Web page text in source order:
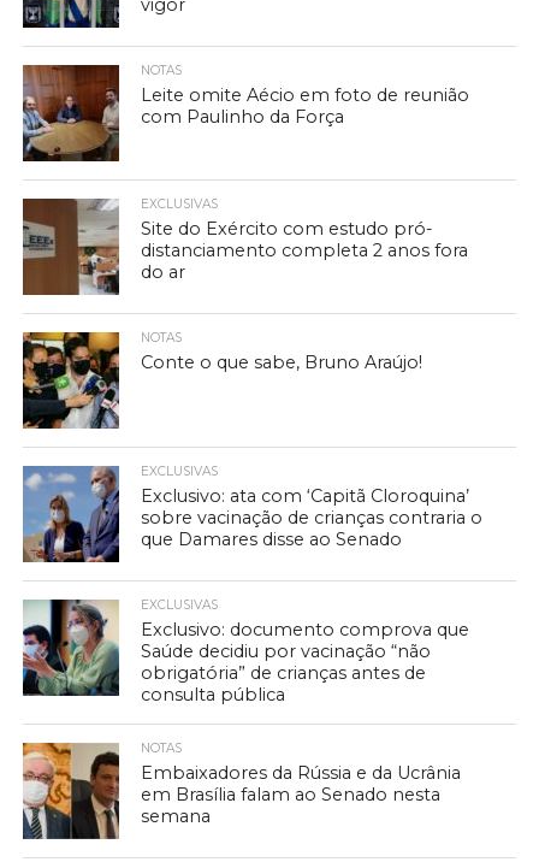
vigor
NOTAS
Leite omite Aécio em foto de reunião
com Paulinho da Força
EXCLUSIVAS
Site do Exército com estudo pró-
distanciamento completa 2 anos fora
do ar
NOTAS
Conte o que sabe, Bruno Araújo!
EXCLUSIVAS
Exclusivo: ata com ‘Capitã Cloroquina’
sobre vacinação de crianças contraria o
que Damares disse ao Senado
EXCLUSIVAS
Exclusivo: documento comprova que
Saúde decidiu por vacinação “não
obrigatória” de crianças antes de
consulta pública
NOTAS
Embaixadores da Rússia e da Ucrânia
em Brasília falam ao Senado nesta
semana